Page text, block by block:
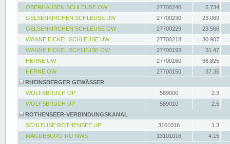
OBERHAUSEN SCHLEUSE OW
27700240
5.734
GELSENKIRCHEN SCHLEUSE UW
27700230
23.069
GELSENKIRCHEN SCHLEUSE OW
27700229
23.566
WANNE EICKEL SCHLEUSE UW
27700218
30.907
WANNE EICKEL SCHLEUSE OW
27700193
31.47
HERNE UW
27700160
36.825
HERNE OW
27700150
37.35
RHEINSBERGER GEWÄSSER
WOLFSBRUCH OP
589000
2.3
WOLFSBRUCH UP
589010
2.5
ROTHENSEER-VERBINDUNGSKANAL
SCHLEUSE ROTHENSEE UP
3101016
1.3
MAGDEBURG-RO NWS
13101016
4.15